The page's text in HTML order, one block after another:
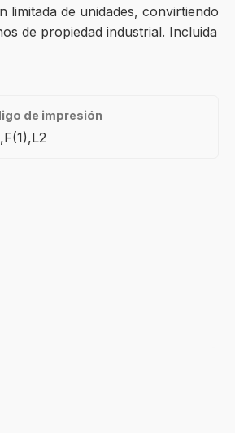
de unidades, convirtiendo
de propiedad industrial. Incluida
de impresión